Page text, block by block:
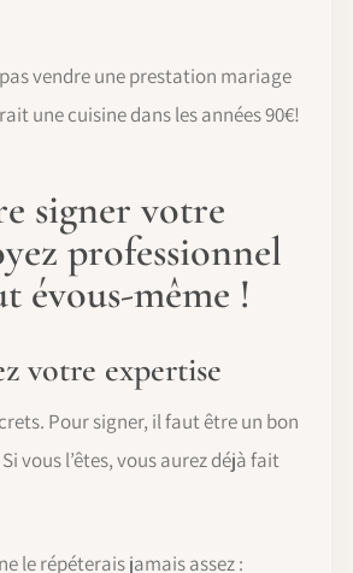
vendre une prestation mariage
une cuisine dans les années 90€!
signer votre
professionnel
évous-même !
votre expertise
Pour signer, il faut être un bon
vous l’êtes, vous aurez déjà fait
le répéterais jamais assez :